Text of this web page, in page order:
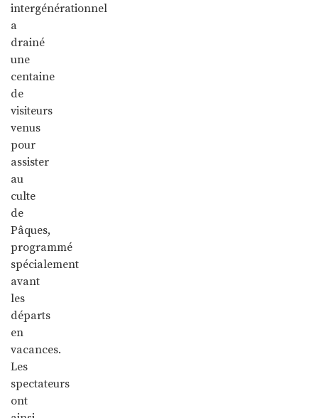
intergénérationnel
a
drainé
une
centaine
de
visiteurs
venus
pour
assister
au
culte
de
Pâques,
programmé
spécialement
avant
les
départs
en
vacances.
Les
spectateurs
ont